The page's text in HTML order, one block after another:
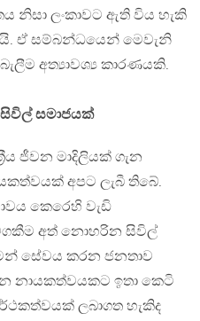
නිසා ලංකාවට ඇති විය හැකි
ඒ සම්බන්ධයෙන් මෙවැනි
අත්‍යාවශ්‍ය කාරණයකි.
සිවිල් සමාජයක්
ජීවන මාදිලියක් ගැන
අපට ලැබී තිබේ.
කෙරෙහි වැඩි
අත් නොහරින සිවිල්
සේවය කරන ජනතාව
නායකත්වයකට ඉතා කෙටි
ලබාගත හැකිද